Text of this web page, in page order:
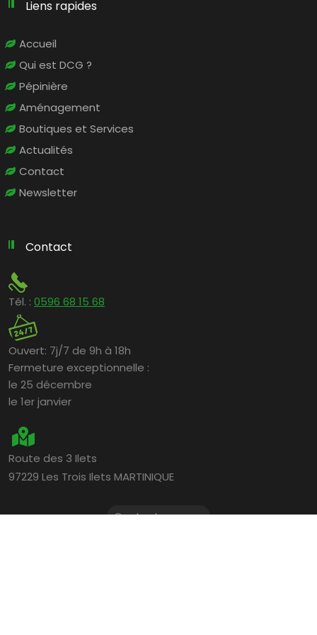
Liens rapides
Accueil
Qui est DCG ?
Pépinière
Aménagement
Boutiques et Services
Actualités
Contact
Newsletter
Contact
Tél. : 0596 68 15 68
Ouvert: 7j/7 de 9h à 18h
Fermeture exceptionnelle :
le 25 décembre
le 1er janvier
Route des 3 Ilets
97229 Les Trois Ilets MARTINIQUE
Contactez-nous